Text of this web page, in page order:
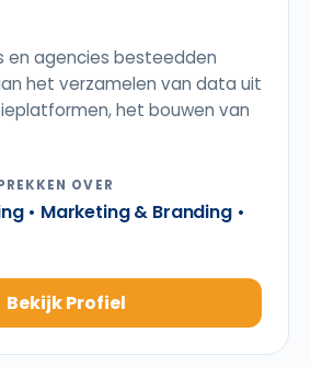
en agencies besteedden
het verzamelen van data uit
het bouwen van
OVER
• Marketing & Branding •
Bekijk Profiel